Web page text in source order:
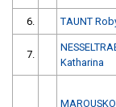
6. TAUNT
7.
Katharina